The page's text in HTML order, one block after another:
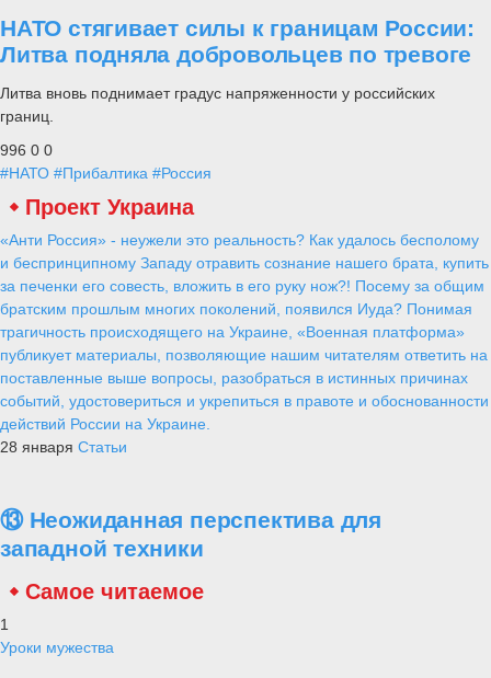
НАТО стягивает силы к границам России:
Литва подняла добровольцев по тревоге
Литва вновь поднимает градус напряженности у российских
границ.
996 0 0
#НАТО #Прибалтика #Россия
Проект Украина
«Анти Россия» - неужели это реальность? Как удалось бесполому
и беспринципному Западу отравить сознание нашего брата, купить
за печенки его совесть, вложить в его руку нож?! Посему за общим
братским прошлым многих поколений, появился Иуда? Понимая
трагичность происходящего на Украине, «Военная платформа»
публикует материалы, позволяющие нашим читателям ответить на
поставленные выше вопросы, разобраться в истинных причинах
событий, удостовериться и укрепиться в правоте и обоснованности
действий России на Украине.
28 января Статьи
⑬ Неожиданная перспектива для
западной техники
Самое читаемое
1
Уроки мужества